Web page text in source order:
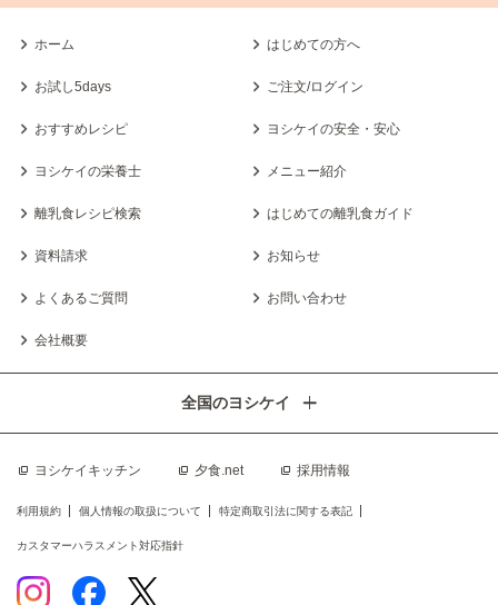
ホーム はじめての方へ
お試し5days ご注文/ログイン
おすすめレシピ ヨシケイの安全・安心
ヨシケイの栄養士 メニュー紹介
離乳食レシピ検索 はじめての離乳食ガイド
資料請求 お知らせ
よくあるご質問 お問い合わせ
会社概要
ヨシケイキッチン 夕食.net 採用情報
全国のヨシケイ
利用規約 個人情報の取扱について 特定商取引法に関する表記
カスタマーハラスメント対応指針